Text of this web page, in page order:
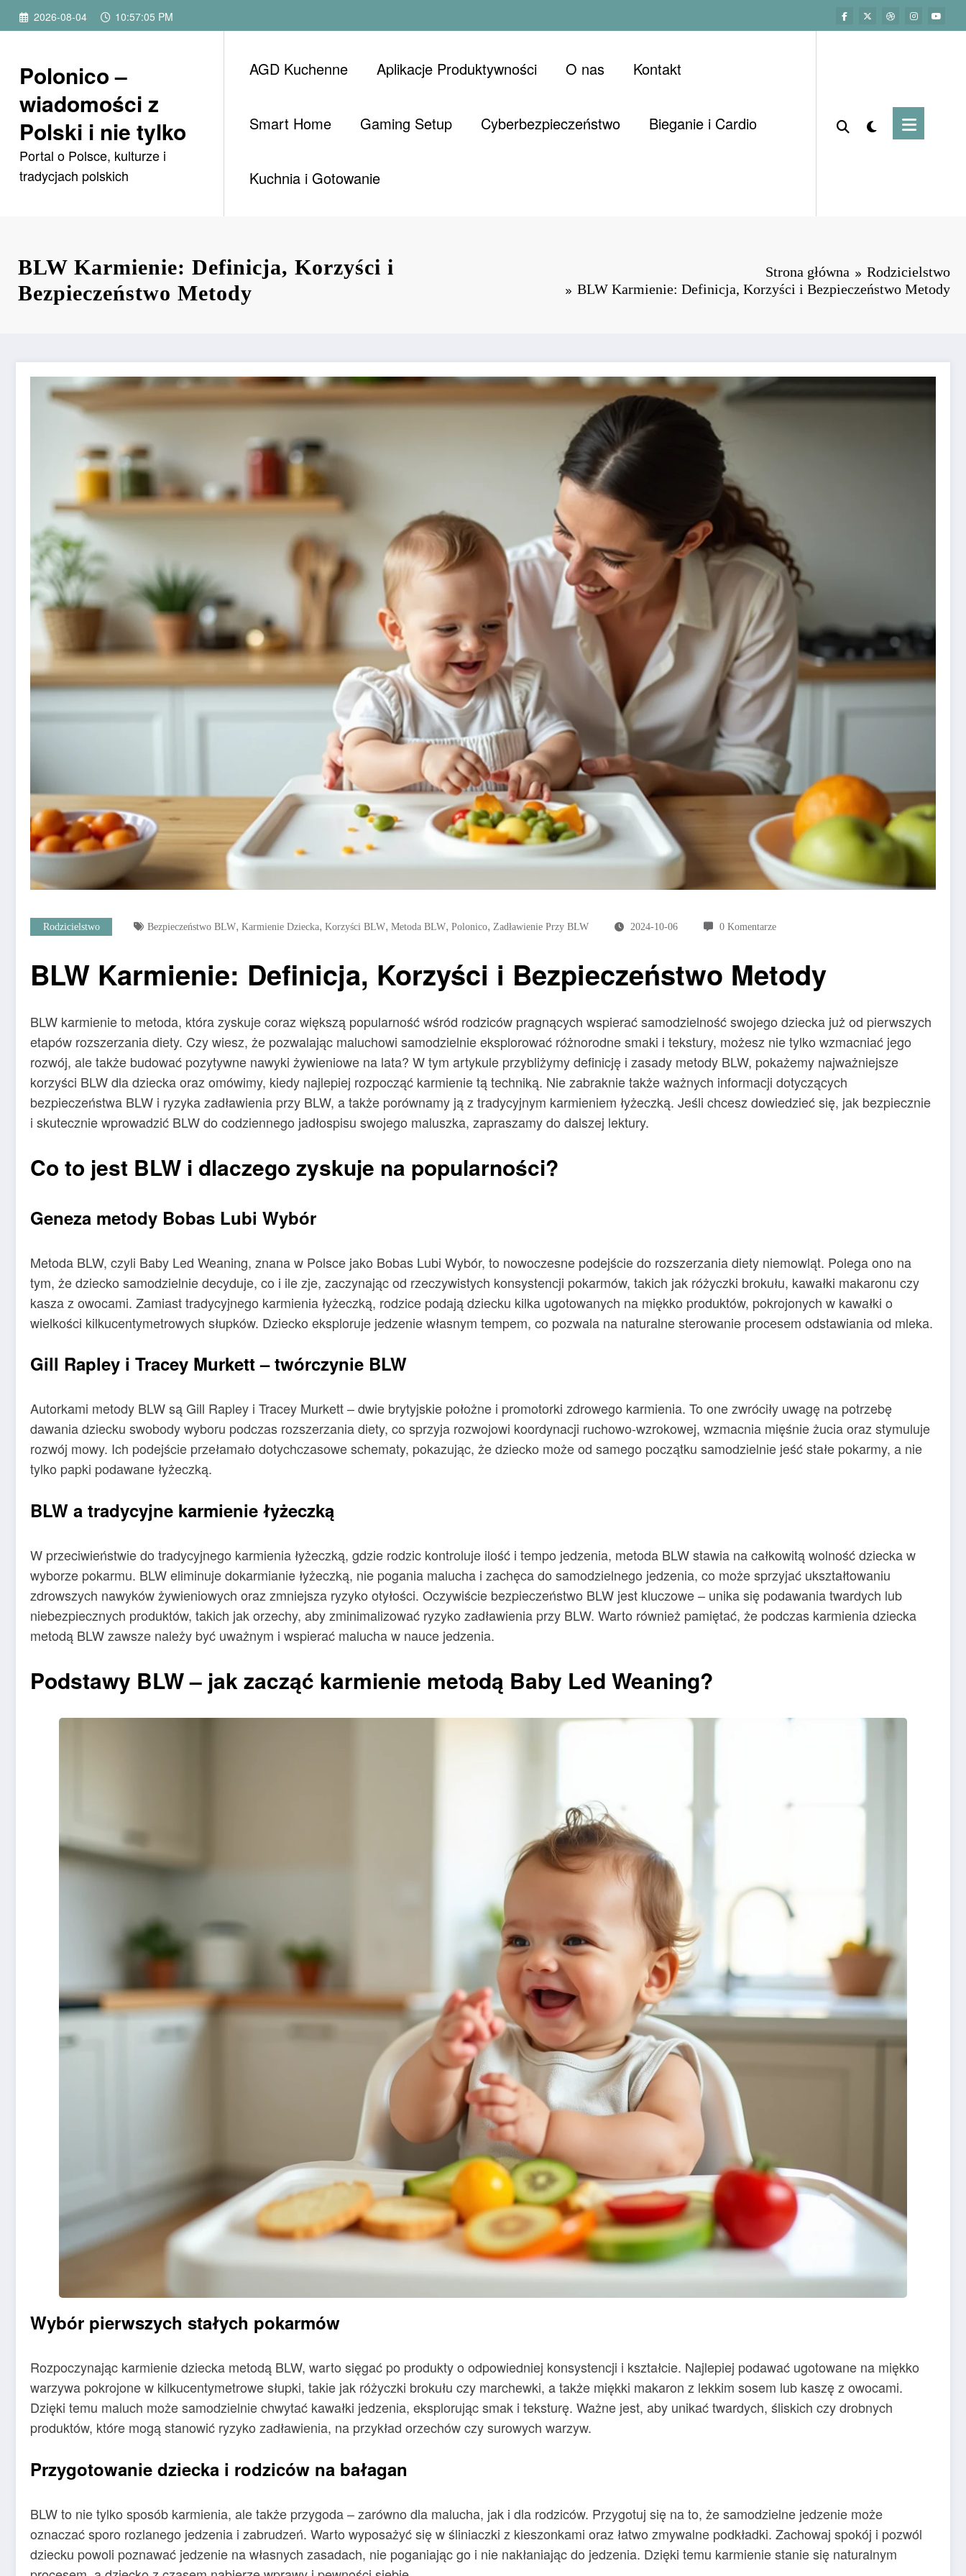
Przejdź 2026-08-04 10:57:07 PM
Polonico –
wiadomości z
Polski i nie tylko
Portal o Polsce, kulturze i
tradycjach polskich
AGD Kuchenne Aplikacje Produktywności O nas Kontakt
Smart Home Gaming Setup Cyberbezpieczeństwo Bieganie i Cardio
Kuchnia i Gotowanie
BLW Karmienie: Definicja, Korzyści i
Bezpieczeństwo Metody
Strona główna
Rodzicielstwo
BLW Karmienie: Definicja, Korzyści i Bezpieczeństwo Metody
Rodzicielstwo Bezpieczeństwo BLW, Karmienie Dziecka, Korzyści BLW, Metoda BLW, Polonico, Zadławienie Przy BLW 2024-10-06 0 Komentarze
BLW Karmienie: Definicja, Korzyści i Bezpieczeństwo Metody
BLW karmienie to metoda, która zyskuje coraz większą popularność wśród rodziców pragnących wspierać samodzielność swojego dziecka już od pierwszych
etapów rozszerzania diety. Czy wiesz, że pozwalając maluchowi samodzielnie eksplorować różnorodne smaki i tekstury, możesz nie tylko wzmacniać jego
rozwój, ale także budować pozytywne nawyki żywieniowe na lata? W tym artykule przybliżymy definicję i zasady metody BLW, pokażemy najważniejsze
korzyści BLW dla dziecka oraz omówimy, kiedy najlepiej rozpocząć karmienie tą techniką. Nie zabraknie także ważnych informacji dotyczących
bezpieczeństwa BLW i ryzyka zadławienia przy BLW, a także porównamy ją z tradycyjnym karmieniem łyżeczką. Jeśli chcesz dowiedzieć się, jak bezpiecznie
i skutecznie wprowadzić BLW do codziennego jadłospisu swojego maluszka, zapraszamy do dalszej lektury.
Co to jest BLW i dlaczego zyskuje na popularności?
Geneza metody Bobas Lubi Wybór
Metoda BLW, czyli Baby Led Weaning, znana w Polsce jako Bobas Lubi Wybór, to nowoczesne podejście do rozszerzania diety niemowląt. Polega ono na
tym, że dziecko samodzielnie decyduje, co i ile zje, zaczynając od rzeczywistych konsystencji pokarmów, takich jak różyczki brokułu, kawałki makaronu czy
kasza z owocami. Zamiast tradycyjnego karmienia łyżeczką, rodzice podają dziecku kilka ugotowanych na miękko produktów, pokrojonych w kawałki o
wielkości kilkucentymetrowych słupków. Dziecko eksploruje jedzenie własnym tempem, co pozwala na naturalne sterowanie procesem odstawiania od mleka.
Gill Rapley i Tracey Murkett – twórczynie BLW
Autorkami metody BLW są Gill Rapley i Tracey Murkett – dwie brytyjskie położne i promotorki zdrowego karmienia. To one zwróciły uwagę na potrzebę
dawania dziecku swobody wyboru podczas rozszerzania diety, co sprzyja rozwojowi koordynacji ruchowo-wzrokowej, wzmacnia mięśnie żucia oraz stymuluje
rozwój mowy. Ich podejście przełamało dotychczasowe schematy, pokazując, że dziecko może od samego początku samodzielnie jeść stałe pokarmy, a nie
tylko papki podawane łyżeczką.
BLW a tradycyjne karmienie łyżeczką
W przeciwieństwie do tradycyjnego karmienia łyżeczką, gdzie rodzic kontroluje ilość i tempo jedzenia, metoda BLW stawia na całkowitą wolność dziecka w
wyborze pokarmu. BLW eliminuje dokarmianie łyżeczką, nie pogania malucha i zachęca do samodzielnego jedzenia, co może sprzyjać ukształtowaniu
zdrowszych nawyków żywieniowych oraz zmniejsza ryzyko otyłości. Oczywiście bezpieczeństwo BLW jest kluczowe – unika się podawania twardych lub
niebezpiecznych produktów, takich jak orzechy, aby zminimalizować ryzyko zadławienia przy BLW. Warto również pamiętać, że podczas karmienia dziecka
metodą BLW zawsze należy być uważnym i wspierać malucha w nauce jedzenia.
Podstawy BLW – jak zacząć karmienie metodą Baby Led Weaning?
Wybór pierwszych stałych pokarmów
Rozpoczynając karmienie dziecka metodą BLW, warto sięgać po produkty o odpowiedniej konsystencji i kształcie. Najlepiej podawać ugotowane na miękko
warzywa pokrojone w kilkucentymetrowe słupki, takie jak różyczki brokułu czy marchewki, a także miękki makaron z lekkim sosem lub kaszę z owocami.
Dzięki temu maluch może samodzielnie chwytać kawałki jedzenia, eksplorując smak i teksturę. Ważne jest, aby unikać twardych, śliskich czy drobnych
produktów, które mogą stanowić ryzyko zadławienia, na przykład orzechów czy surowych warzyw.
Przygotowanie dziecka i rodziców na bałagan
BLW to nie tylko sposób karmienia, ale także przygoda – zarówno dla malucha, jak i dla rodziców. Przygotuj się na to, że samodzielne jedzenie może
oznaczać sporo rozlanego jedzenia i zabrudzeń. Warto wyposażyć się w śliniaczki z kieszonkami oraz łatwo zmywalne podkładki. Zachowaj spokój i pozwól
dziecku powoli poznawać jedzenie na własnych zasadach, nie poganiając go i nie nakłaniając do jedzenia. Dzięki temu karmienie stanie się naturalnym